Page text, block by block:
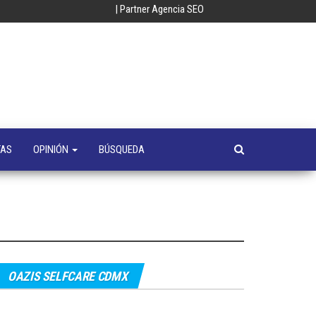
| Partner Agencia SEO
OPINIÓN BÚSQUEDA
OAZIS SELFCARE CDMX